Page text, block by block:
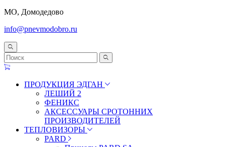
МО, Домодедово
info@pnevmodobro.ru
ПРОДУКЦИЯ ЭДГАН
ЛЕШИЙ 2
ФЕНИКС
АКСЕССУАРЫ СРОТОННИХ
ПРОИЗВОДИТЕЛЕЙ
ТЕПЛОВИЗОРЫ
PARD